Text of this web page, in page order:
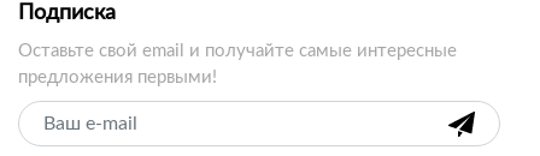
Подписка
Оставьте свой email и получайте самые интересные
предложения первыми!